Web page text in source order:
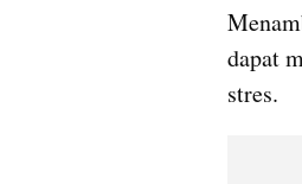
dapat
stres.